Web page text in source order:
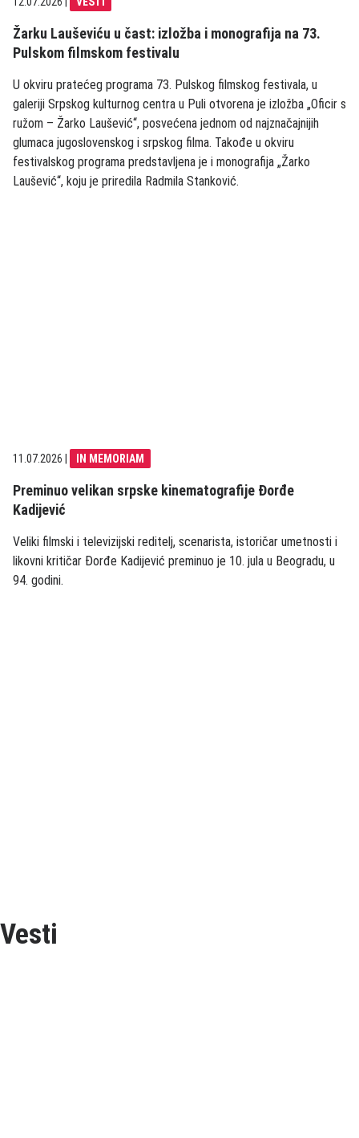
Žarku Lauševiću u čast: izložba i monografija na 73.
Pulskom filmskom festivalu
U okviru pratećeg programa 73. Pulskog filmskog festivala, u
galeriji Srpskog kulturnog centra u Puli otvorena je izložba „Oficir s
ružom – Žarko Laušević“, posvećena jednom od najznačajnijih
glumaca jugoslovenskog i srpskog filma. Takođe u okviru
festivalskog programa predstavljena je i monografija „Žarko
Laušević“, koju je priredila Radmila Stanković.
11.07.2026 IN MEMORIAM
Preminuo velikan srpske kinematografije Đorđe
Kadijević
Veliki filmski i televizijski reditelj, scenarista, istoričar umetnosti i
likovni kritičar Đorđe Kadijević preminuo je 10. jula u Beogradu, u
94. godini.
Vesti